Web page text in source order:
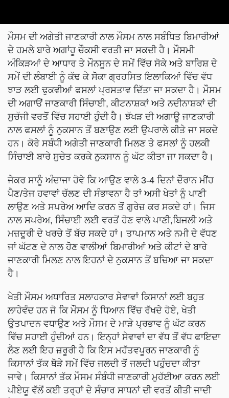
ਮੌਸਮ ਦੀ ਅਗੇਤੀ ਜਾਣਕਾਰੀ ਨਾਲ ਮੌਸਮ ਨਾਲ ਸਬੰਧਿਤ ਬਿਮਾਰੀਆਂ
ਦੇ ਹਮਲੇ ਬਾਰੇ ਅਗਾਂਹੂ ਚੌਕਸੀ ਵਰਤੀ ਜਾ ਸਕਦੀ ਹੈ। ਮੌਸਮੀ
ਅੰਕਿੜਆਂ ਦੇ ਆਧਾਰ ਤੇ ਮੌਨਸੂਨ ਦੇ ਸਮੇਂ ਵਿੱਚ ਸੋਕੇ ਅਤੇ ਬਾਰਿਸ਼ ਦੇ
ਸਮੇਂ ਦੀ ਲੰਬਾਈ ਨੂੰ ਕੱਢ ਕੇ ਸੋਕਾ ਗ੍ਰਹਸਿਤ ਇਲਾਕਿਆਂ ਵਿੱਚ ਵੱਧ
ਝਾੜ ਲਈ ਢੁਕਵੀਆਂ ਫਸਲਾਂ ਪ੍ਰਸਤਾਵ ਦਿੱਤਾ ਜਾ ਸਕਦਾ ਹੈ। ਮੌਸਮ
ਦੀ ਅਗਾੳਂ ਜਾਣਕਾਰੀ ਸਿੰਚਾਈ, ਕੀਟਨਾਸ਼ਕਾਂ ਅਤੇ ਨਦੀਨਾਸ਼ਕਾਂ ਦੀ
ਸੁਚੱਜੀ ਵਰਤੋਂ ਵਿੱਚ ਸਹਾਈ ਹੁੰਦੀ ਹੈ। ਝੱਖੜ ਦੀ ਅਗਾਊ ਜਾਣਕਾਰੀ
ਨਾਲ ਫਸਲਾਂ ਨੂੰ ਨੁਕਸਾਨ ਤੋਂ ਬਣਾਉਣ ਲਈ ਉਪਰਾਲੇ ਕੀਤੇ ਜਾ ਸਕਦੇ
ਹਨ। ਕੋਰੇ ਸਬੰਧੀ ਅਗੇਤੀ ਜਾਣਕਾਰੀ ਮਿਲਣ ਤੇ ਫਸਲਾਂ ਨੂੰ ਹਲਕੀ
ਸਿੰਚਾਈ ਬਾਰੇ ਸੁਚੇਤ ਕਰਕੇ ਨੁਕਸਾਨ ਨੂੰ ਘੱਟ ਕੀਤਾ ਜਾ ਸਕਦਾ ਹੈ।
ਜੇਕਰ ਸਾਨੂੰ ਅੰਦਾਜਾ ਹੋਵੇ ਕਿ ਆਉਣ ਵਾਲੇ 3-4 ਦਿਨਾਂ ਦੌਰਾਨ ਮੀਂਹ
ਪੈਣ/ਤੇਜ ਹਵਾਵਾਂ ਚੱਲਣ ਦੀ ਸੰਭਾਵਨਾ ਹੈ ਤਾਂ ਅਸੀ ਖੇਤਾਂ ਨੂੰ ਪਾਣੀ
ਲਾਉਣ ਅਤੇ ਸਪਰੇਅ ਆਦਿ ਕਰਨ ਤੋਂ ਗੁਰੇਜ਼ ਕਰ ਸਕਦੇ ਹਾਂ। ਜਿਸ
ਨਾਲ ਸਪਰੇਅ, ਸਿੰਚਾਈ ਲਈ ਵਰਤੋਂ ਹੋਣ ਵਾਲੇ ਪਾਣੀ,ਬਿਜਲੀ ਅਤੇ
ਮਜ਼ਦੂਰੀ ਦੇ ਖਰਚੇ ਤੋਂ ਬੱਚ ਸਕਦੇ ਹਾਂ। ਤਾਪਮਾਨ ਅਤੇ ਨਮੀ ਦੇ ਵੱਧਣ
ਜਾਂ ਘੱਟਣ ਦੇ ਨਾਲ ਹੋਣ ਵਾਲੀਆਂ ਬਿਮਾਰੀਆਂ ਅਤੇ ਕੀਟਾਂ ਦੇ ਬਾਰੇ
ਜਾਣਕਾਰੀ ਮਿਲਣ ਨਾਲ ਇਹਨਾਂ ਦੇ ਨੁਕਸਾਨ ਤੋਂ ਬਚਿਆ ਜਾ ਸਕਦਾ
ਹੈ।
ਖੇਤੀ ਮੌਸਮ ਅਧਾਰਿਤ ਸਲਾਹਕਾਰ ਸੇਵਾਵਾਂ ਕਿਸਾਨਾਂ ਲਈ ਬਹੁਤ
ਲਾਹੇਵੰਦ ਹਨ ਜੋ ਕਿ ਮੌਸਮ ਨੂੰ ਧਿਆਨ ਵਿੱਚ ਰੱਖਦੇ ਹੋਏ, ਖੇਤੀ
ਉਤਪਾਦਨ ਵਧਾਉਣ ਅਤੇ ਮੌਸਮ ਦੇ ਮਾੜੇ ਪ੍ਰਭਾਵ ਨੂੰ ਘੱਟ ਕਰਨ
ਵਿੱਚ ਸਹਾਈ ਹੁੰਦੀਆਂ ਹਨ। ਇਨ੍ਹਾਂ ਸੇਵਾਵਾਂ ਦਾ ਵੱਧ ਤੋਂ ਵੱਧ ਫਾਇਦਾ
ਲੈਣ ਲਈ ਇਹ ਜ਼ਰੂਰੀ ਹੈ ਕਿ ਇਸ ਮਹੱਤਵਪੂਰਨ ਜਾਣਕਾਰੀ ਨੂੰ
ਕਿਸਾਨਾਂ ਤੱਕ ਥੋੜੇ ਸਮੇਂ ਵਿੱਚ ਜਲਦੀ ਤੋਂ ਜਲਦੀ ਪਹੁੰਚਦਾ ਕੀਤਾ
ਜਾਵੇ। ਕਿਸਾਨਾਂ ਤੱਕ ਮੌਸਮ ਸੰਬੰਧੀ ਜਾਣਕਾਰੀ ਮੁਹੱਈਆ ਕਰਨ ਲਈ
ਪੀਏਯੂ ਵੱਲੋਂ ਕਈ ਤਰ੍ਹਾਂ ਦੇ ਸੰਚਾਰ ਸਾਧਨਾਂ ਦੀ ਵਰਤੋਂ ਕੀਤੀ ਜਾਦੀ